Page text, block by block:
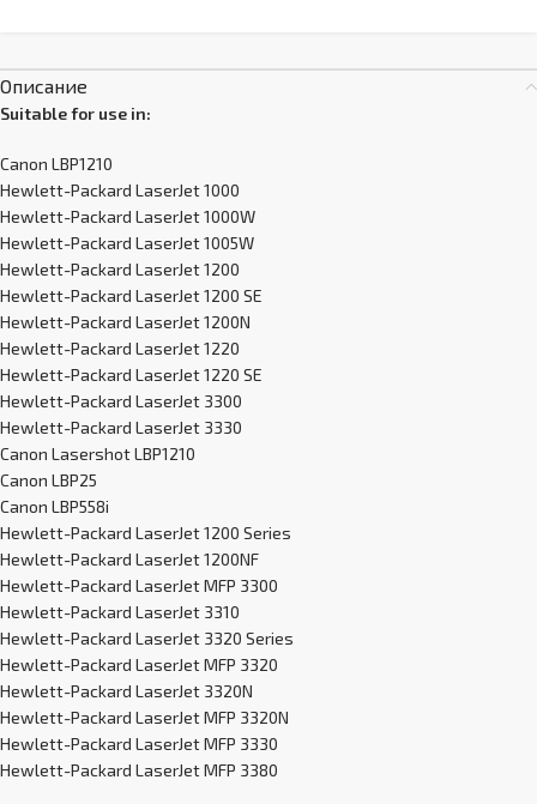
Описание
Suitable for use in:
Canon LBP1210
Hewlett-Packard LaserJet 1000
Hewlett-Packard LaserJet 1000W
Hewlett-Packard LaserJet 1005W
Hewlett-Packard LaserJet 1200
Hewlett-Packard LaserJet 1200 SE
Hewlett-Packard LaserJet 1200N
Hewlett-Packard LaserJet 1220
Hewlett-Packard LaserJet 1220 SE
Hewlett-Packard LaserJet 3300
Hewlett-Packard LaserJet 3330
Canon Lasershot LBP1210
Canon LBP25
Canon LBP558i
Hewlett-Packard LaserJet 1200 Series
Hewlett-Packard LaserJet 1200NF
Hewlett-Packard LaserJet MFP 3300
Hewlett-Packard LaserJet 3310
Hewlett-Packard LaserJet 3320 Series
Hewlett-Packard LaserJet MFP 3320
Hewlett-Packard LaserJet 3320N
Hewlett-Packard LaserJet MFP 3320N
Hewlett-Packard LaserJet MFP 3330
Hewlett-Packard LaserJet MFP 3380